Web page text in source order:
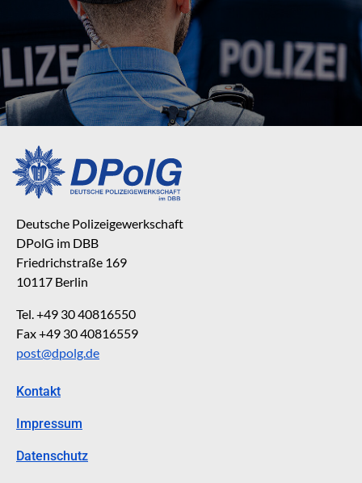
Deutsche Polizeigewerkschaft
DPolG im DBB
Friedrichstraße 169
10117 Berlin
Tel. +49 30 40816550
Fax +49 30 40816559
post@dpolg.de
Kontakt
Impressum
Datenschutz